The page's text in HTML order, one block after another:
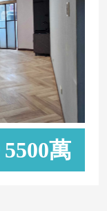
5500萬